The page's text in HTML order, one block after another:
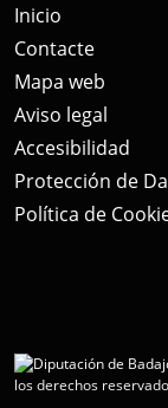
Inicio
Contacte
Mapa web
Aviso legal
Accesibilidad
Protección de
Política de
los derechos